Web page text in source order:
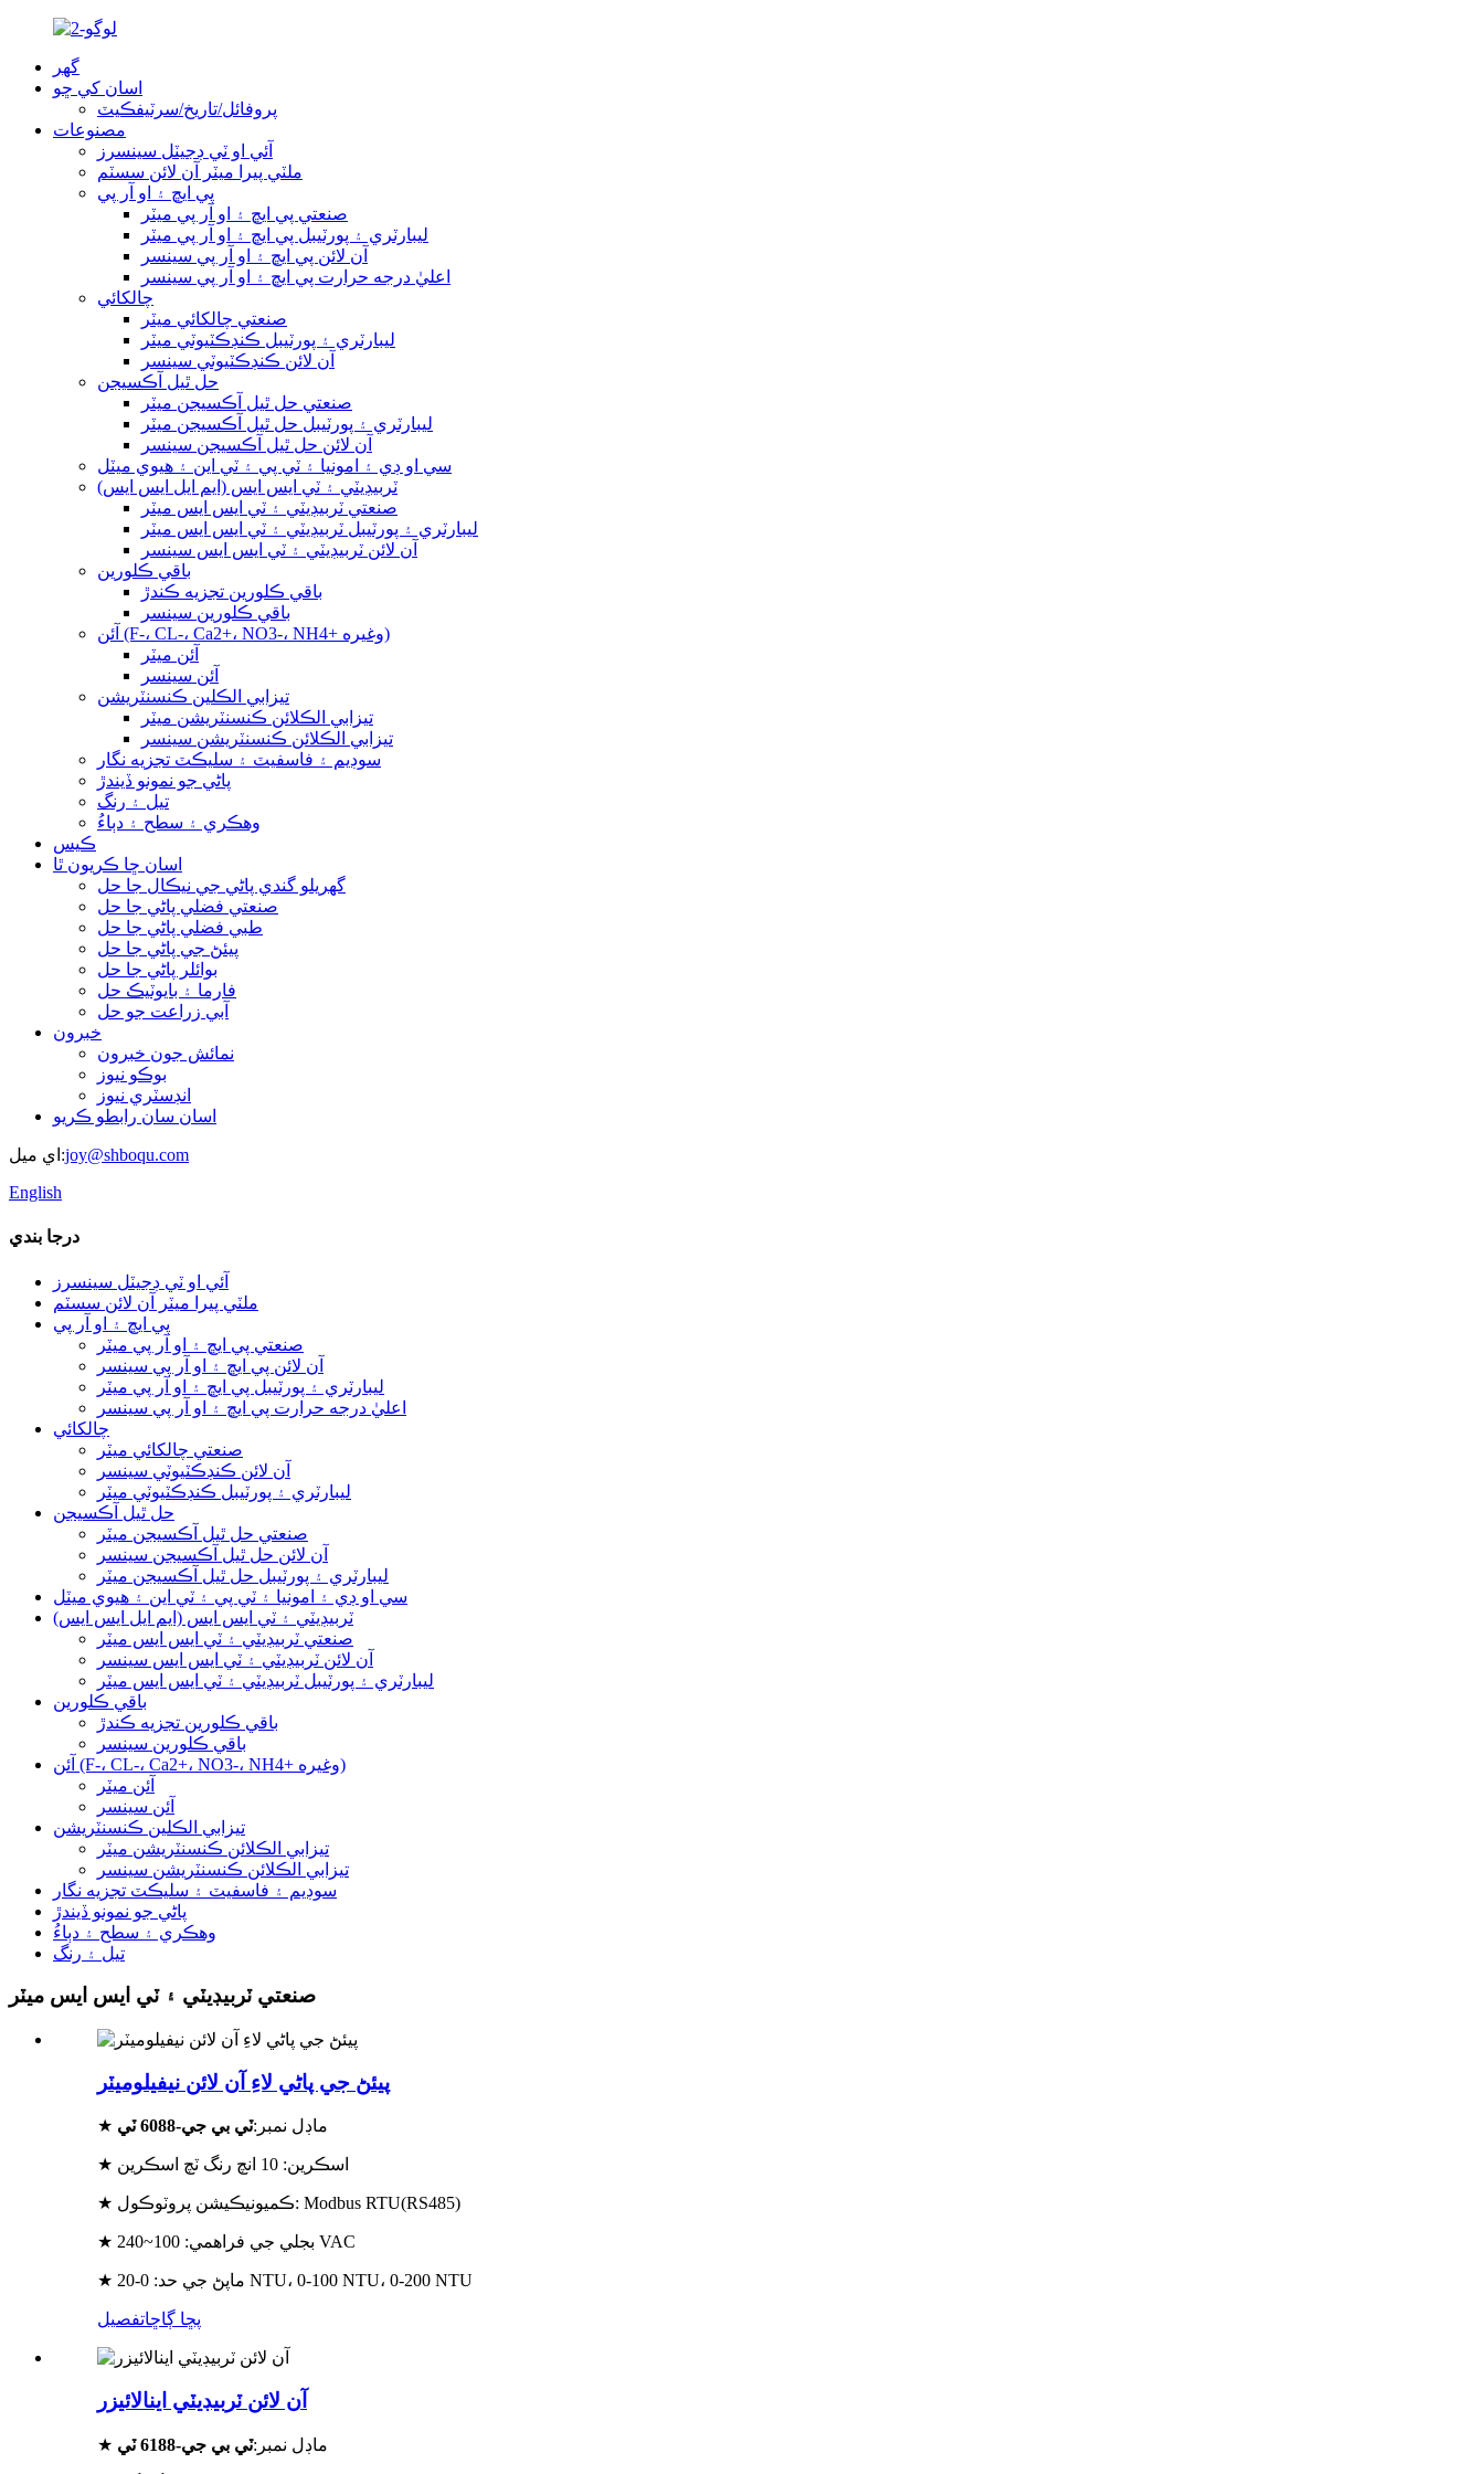
گھر
اسان کي ڇو
پروفائل/تاريخ/سرٽيفڪيٽ
مصنوعات
آئي او ٽي ڊجيٽل سينسرز
ملٽي پيرا ميٽر آن لائن سسٽم
پي ايڇ ۽ او آر پي
صنعتي پي ايڇ ۽ او آر پي ميٽر
ليبارٽري ۽ پورٽيبل پي ايڇ ۽ او آر پي ميٽر
آن لائن پي ايڇ ۽ او آر پي سينسر
اعليٰ درجه حرارت پي ايڇ ۽ او آر پي سينسر
چالکائي
صنعتي چالکائي ميٽر
ليبارٽري ۽ پورٽيبل ڪنڊڪٽيوٽي ميٽر
آن لائن ڪنڊڪٽيوٽي سينسر
حل ٿيل آڪسيجن
صنعتي حل ٿيل آڪسيجن ميٽر
ليبارٽري ۽ پورٽيبل حل ٿيل آڪسيجن ميٽر
آن لائن حل ٿيل آڪسيجن سينسر
سي او ڊي ۽ امونيا ۽ ٽي پي ۽ ٽي اين ۽ هيوي ميٽل
ٽربيڊيٽي ۽ ٽي ايس ايس (ايم ايل ايس ايس)
صنعتي ٽربيڊيٽي ۽ ٽي ايس ايس ميٽر
ليبارٽري ۽ پورٽيبل ٽربيڊيٽي ۽ ٽي ايس ايس ميٽر
آن لائن ٽربيڊيٽي ۽ ٽي ايس ايس سينسر
باقي ڪلورين
باقي ڪلورين تجزيه ڪندڙ
باقي ڪلورين سينسر
آئن (F-، CL-، Ca2+، NO3-، NH4+ وغيره)
آئن ميٽر
آئن سينسر
تيزابي الڪلين ڪنسنٽريشن
تيزابي الڪلائن ڪنسنٽريشن ميٽر
تيزابي الڪلائن ڪنسنٽريشن سينسر
سوڊيم ۽ فاسفيٽ ۽ سليڪٽ تجزيه نگار
پاڻي جو نمونو ڏيندڙ
تيل ۽ رنگ
وهڪري ۽ سطح ۽ دٻاءُ
ڪيس
اسان ڇا ڪريون ٿا
گهريلو گندي پاڻي جي نيڪال جا حل
صنعتي فضلي پاڻي جا حل
طبي فضلي پاڻي جا حل
پيئڻ جي پاڻي جا حل
بوائلر پاڻي جا حل
فارما ۽ بايوٽيڪ حل
آبي زراعت جو حل
خبرون
نمائش جون خبرون
بوڪو نيوز
انڊسٽري نيوز
اسان سان رابطو ڪريو
اي ميل:joy@shboqu.com
English
درجا بندي
آئي او ٽي ڊجيٽل سينسرز
ملٽي پيرا ميٽر آن لائن سسٽم
پي ايڇ ۽ او آر پي
صنعتي پي ايڇ ۽ او آر پي ميٽر
آن لائن پي ايڇ ۽ او آر پي سينسر
ليبارٽري ۽ پورٽيبل پي ايڇ ۽ او آر پي ميٽر
اعليٰ درجه حرارت پي ايڇ ۽ او آر پي سينسر
چالکائي
صنعتي چالکائي ميٽر
آن لائن ڪنڊڪٽيوٽي سينسر
ليبارٽري ۽ پورٽيبل ڪنڊڪٽيوٽي ميٽر
حل ٿيل آڪسيجن
صنعتي حل ٿيل آڪسيجن ميٽر
آن لائن حل ٿيل آڪسيجن سينسر
ليبارٽري ۽ پورٽيبل حل ٿيل آڪسيجن ميٽر
سي او ڊي ۽ امونيا ۽ ٽي پي ۽ ٽي اين ۽ هيوي ميٽل
ٽربيڊيٽي ۽ ٽي ايس ايس (ايم ايل ايس ايس)
صنعتي ٽربيڊيٽي ۽ ٽي ايس ايس ميٽر
آن لائن ٽربيڊيٽي ۽ ٽي ايس ايس سينسر
ليبارٽري ۽ پورٽيبل ٽربيڊيٽي ۽ ٽي ايس ايس ميٽر
باقي ڪلورين
باقي ڪلورين تجزيه ڪندڙ
باقي ڪلورين سينسر
آئن (F-، CL-، Ca2+، NO3-، NH4+ وغيره)
آئن ميٽر
آئن سينسر
تيزابي الڪلين ڪنسنٽريشن
تيزابي الڪلائن ڪنسنٽريشن ميٽر
تيزابي الڪلائن ڪنسنٽريشن سينسر
سوڊيم ۽ فاسفيٽ ۽ سليڪٽ تجزيه نگار
پاڻي جو نمونو ڏيندڙ
وهڪري ۽ سطح ۽ دٻاءُ
تيل ۽ رنگ
صنعتي ٽربيڊيٽي ۽ ٽي ايس ايس ميٽر
پيئڻ جي پاڻي لاءِ آن لائن نيفيلوميٽر
★ ماڊل نمبر:ٽي بي جي-6088 ٽي
★ اسڪرين: 10 انچ رنگ ٽچ اسڪرين
★ ڪميونيڪيشن پروٽوڪول: Modbus RTU(RS485)
★ بجلي جي فراهمي: 100~240 VAC
★ ماپڻ جي حد: 0-20 NTU، 0-100 NTU، 0-200 NTU
پڇا ڳاڇاتفصيل
آن لائن ٽربيڊيٽي اينالائيزر
★ ماڊل نمبر:ٽي بي جي-6188 ٽي